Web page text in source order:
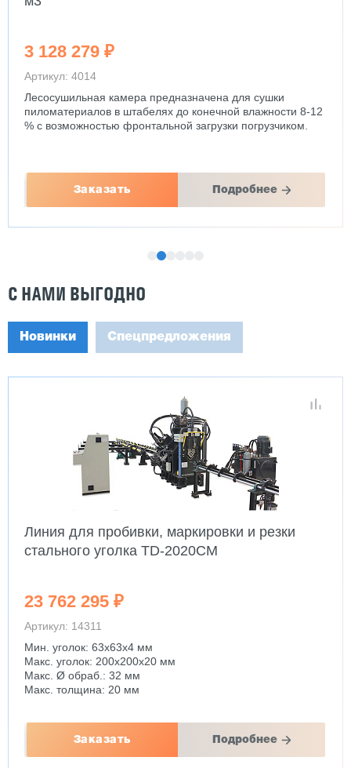
3 128 279 ₽
Артикул: 4014
Лесосушильная камера предназначена для сушки
пиломатериалов в штабелях до конечной влажности 8-12
% с возможностью фронтальной загрузки погрузчиком.
Заказать Подробнее
С НАМИ ВЫГОДНО
Новинки Спецпредложения
Линия для пробивки, маркировки и резки
стального уголка TD-2020CM
23 762 295 ₽
Артикул: 14311
Мин. уголок: 63x63x4 мм
Макс. уголок: 200x200x20 мм
Макс. Ø обраб.: 32 мм
Макс. толщина: 20 мм
Заказать Подробнее